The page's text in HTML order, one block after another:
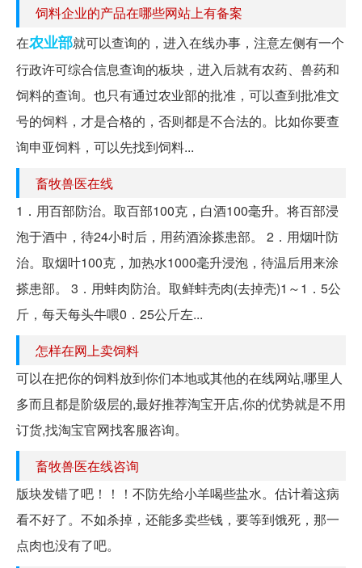
饲料企业的产品在哪些网站上有备案
在农业部就可以查询的，进入在线办事，注意左侧有一个
行政许可综合信息查询的板块，进入后就有农药、兽药和
饲料的查询。也只有通过农业部的批准，可以查到批准文
号的饲料，才是合格的，否则都是不合法的。比如你要查
询申亚饲料，可以先找到饲料...
畜牧兽医在线
1．用百部防治。取百部100克，白酒100毫升。将百部浸
泡于酒中，待24小时后，用药酒涂搽患部。 2．用烟叶防
治。取烟叶100克，加热水1000毫升浸泡，待温后用来涂
搽患部。 3．用蚌肉防治。取鲜蚌壳肉(去掉壳)1～1．5公
斤，每天每头牛喂0．25公斤左...
怎样在网上卖饲料
可以在把你的饲料放到你们本地或其他的在线网站,哪里人
多而且都是阶级层的,最好推荐淘宝开店,你的优势就是不用
订货,找淘宝官网找客服咨询。
畜牧兽医在线咨询
版块发错了吧！！！不防先给小羊喝些盐水。估计着这病
看不好了。不如杀掉，还能多卖些钱，要等到饿死，那一
点肉也没有了吧。